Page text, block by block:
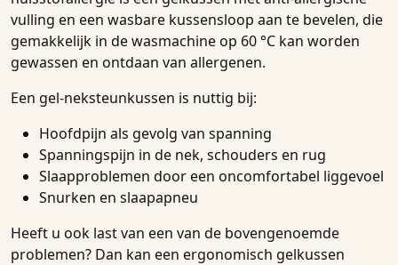
vulling en een wasbare kussensloop aan te bevelen, die
gemakkelijk in de wasmachine op 60 °C kan worden
gewassen en ontdaan van allergenen.
Een gel-neksteunkussen is nuttig bij:
Hoofdpijn als gevolg van spanning
Spanningspijn in de nek, schouders en rug
Slaapproblemen door een oncomfortabel liggevoel
Snurken en slaapapneu
Heeft u ook last van een van de bovengenoemde
problemen? Dan kan een ergonomisch gelkussen